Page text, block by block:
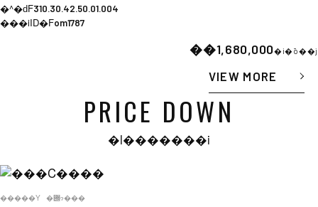
�^�ԁF310.30.42.50.01.004
���iID�Fom1787
��1,680,000�i�ō��j
VIEW MORE
PRICE DOWN
�l�������i
�����Y �݌ɂ���